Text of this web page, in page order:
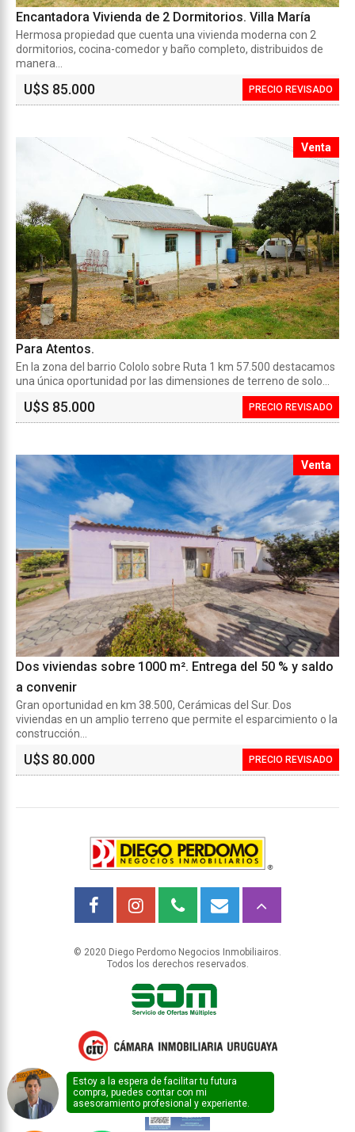
Encantadora Vivienda de 2 Dormitorios. Villa María
Hermosa propiedad que cuenta una vivienda moderna con 2
dormitorios, cocina-comedor y baño completo, distribuidos de
manera...
PRECIO REVISADO
U$S 85.000
Venta
Para Atentos.
En la zona del barrio Cololo sobre Ruta 1 km 57.500 destacamos
una única oportunidad por las dimensiones de terreno de solo...
PRECIO REVISADO
U$S 85.000
Venta
Dos viviendas sobre 1000 m². Entrega del 50 % y saldo
a convenir
Gran oportunidad en km 38.500, Cerámicas del Sur. Dos
viviendas en un amplio terreno que permite el esparcimiento o la
construcción...
PRECIO REVISADO
U$S 80.000
© 2020 Diego Perdomo Negocios Inmobiliairos.
Todos los derechos reservados.
Estoy a la espera de facilitar tu futura
compra, puedes contar con mi
asesoramiento profesional y experiente.